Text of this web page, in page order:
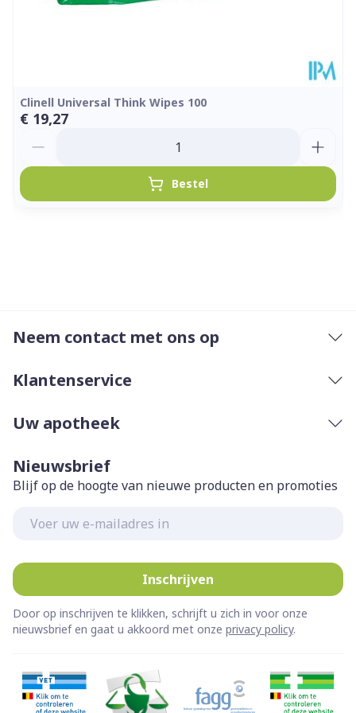
Clinell Universal Think Wipes 100
€ 19,27
Bestel
Neem contact met ons op
Klantenservice
Uw apotheek
Nieuwsbrief
Blijf op de hoogte van nieuwe producten en promoties
Inschrijven
Door op inschrijven te klikken, schrijft u zich in voor onze
nieuwsbrief en gaat u akkoord met onze privacy policy.